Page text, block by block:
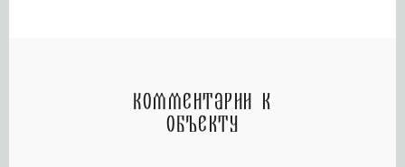
Комментарии к
объекту